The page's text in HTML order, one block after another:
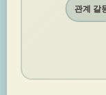
관계 갈